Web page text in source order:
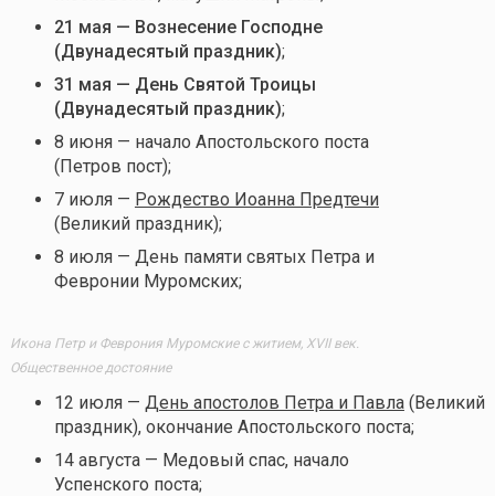
21 мая — Вознесение Господне
(Двунадесятый праздник);
31 мая — День Святой Троицы
(Двунадесятый праздник);
8 июня — начало Апостольского поста
(Петров пост);
7 июля — Рождество Иоанна Предтечи
(Великий праздник);
8 июля — День памяти святых Петра и
Февронии Муромских;
Икона Петр и Феврония Муромские с житием, XVII век.
Общественное достояние
12 июля — День апостолов Петра и Павла(Великий
праздник), окончание Апостольского поста;
14 августа — Медовый спас, начало
Успенского поста;